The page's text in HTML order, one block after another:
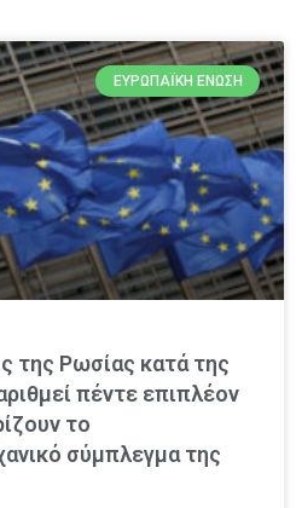
ΕΥΡΩΠΑΪΚΉ ΈΝΩΣΗ
της Ρωσίας κατά της
πέντε επιπλέον
το
σύμπλεγμα της